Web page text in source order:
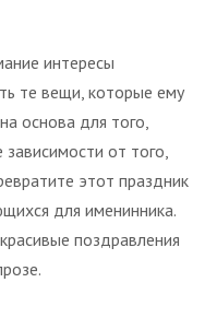
интересы
те вещи, которые ему
основа для того,
от того,
этот праздник
для именинника.
поздравления